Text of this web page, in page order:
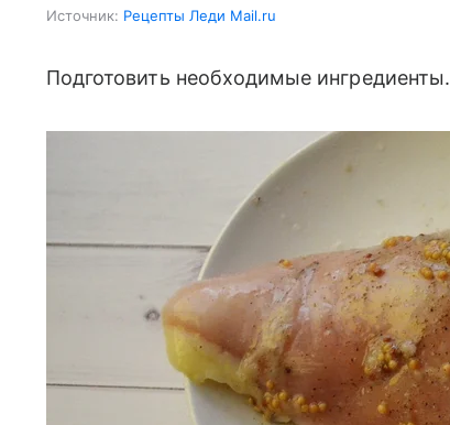
Источник: Рецепты Леди Mail.ru
Подготовить необходимые ингредиенты.